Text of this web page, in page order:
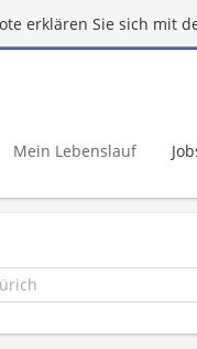
erklären Sie sich mit
Mein Lebenslauf